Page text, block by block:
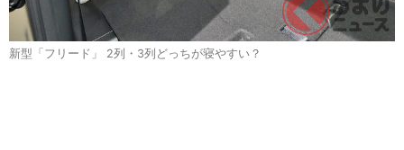
新型「フリード」 2列・3列どっちが寝やすい？